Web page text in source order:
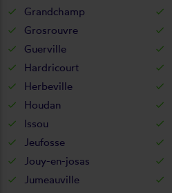
Grandchamp
Grosrouvre
Guerville
Hardricourt
Herbeville
Houdan
Issou
Jeufosse
Jouy-en-josas
Jumeauville